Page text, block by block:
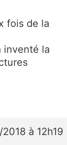
fois de la
inventé la
à 12h19